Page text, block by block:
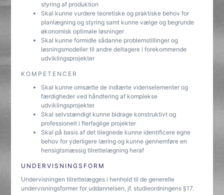
styring af produktion
Skal kunne vurdere teoretiske og praktiske behov for
planlægning og styring samt kunne vælge og begrunde
økonomisk optimale løsninger
Skal kunne formidle sådanne problemstillinger og
løsningsmodeller til andre deltagere i forekommende
udviklingsprojekter
KOMPETENCER
Skal kunne omsætte de indlærte videnselementer og
færdigheder ved håndtering af komplekse
udviklingsprojekter
Skal selvstændigt kunne bidrage konstruktivt og
professionelt i flerfaglige projekter
Skal på basis af det tilegnede kunne identificere egne
behov for yderligere læring og kunne gennemføre en
hensigtsmæssig tilrettelægning heraf
UNDERVISNINGSFORM
Undervisningen tilrettelægges i henhold til de generelle
undervisningsformer for uddannelsen, jf. studieordningens §17.